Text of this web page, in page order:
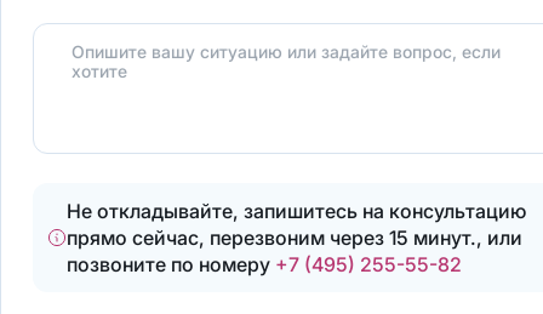
Опишите вашу ситуацию или задайте вопрос, если
хотите
Не откладывайте, запишитесь на консультацию
прямо сейчас, перезвоним через 15 минут., или
позвоните по номеру +7 (495) 255-55-82